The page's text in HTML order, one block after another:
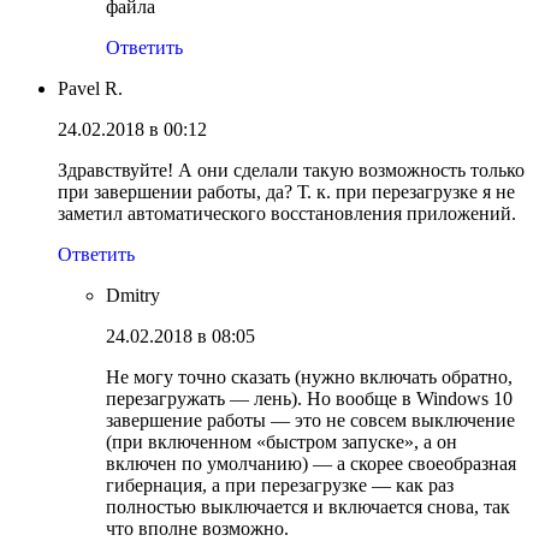
файла
Ответить
Pavel R.
24.02.2018 в 00:12
Здравствуйте! А они сделали такую возможность только
при завершении работы, да? Т. к. при перезагрузке я не
заметил автоматического восстановления приложений.
Ответить
Dmitry
24.02.2018 в 08:05
Не могу точно сказать (нужно включать обратно,
перезагружать — лень). Но вообще в Windows 10
завершение работы — это не совсем выключение
(при включенном «быстром запуске», а он
включен по умолчанию) — а скорее своеобразная
гибернация, а при перезагрузке — как раз
полностью выключается и включается снова, так
что вполне возможно.